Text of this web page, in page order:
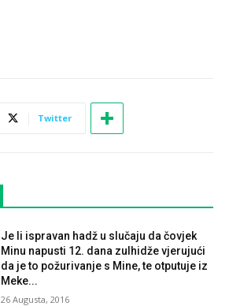
Twitter
Je li ispravan hadž u slučaju da čovjek
Minu napusti 12. dana zulhidže vjerujući
da je to požurivanje s Mine, te otputuje iz
Meke...
26 Augusta, 2016